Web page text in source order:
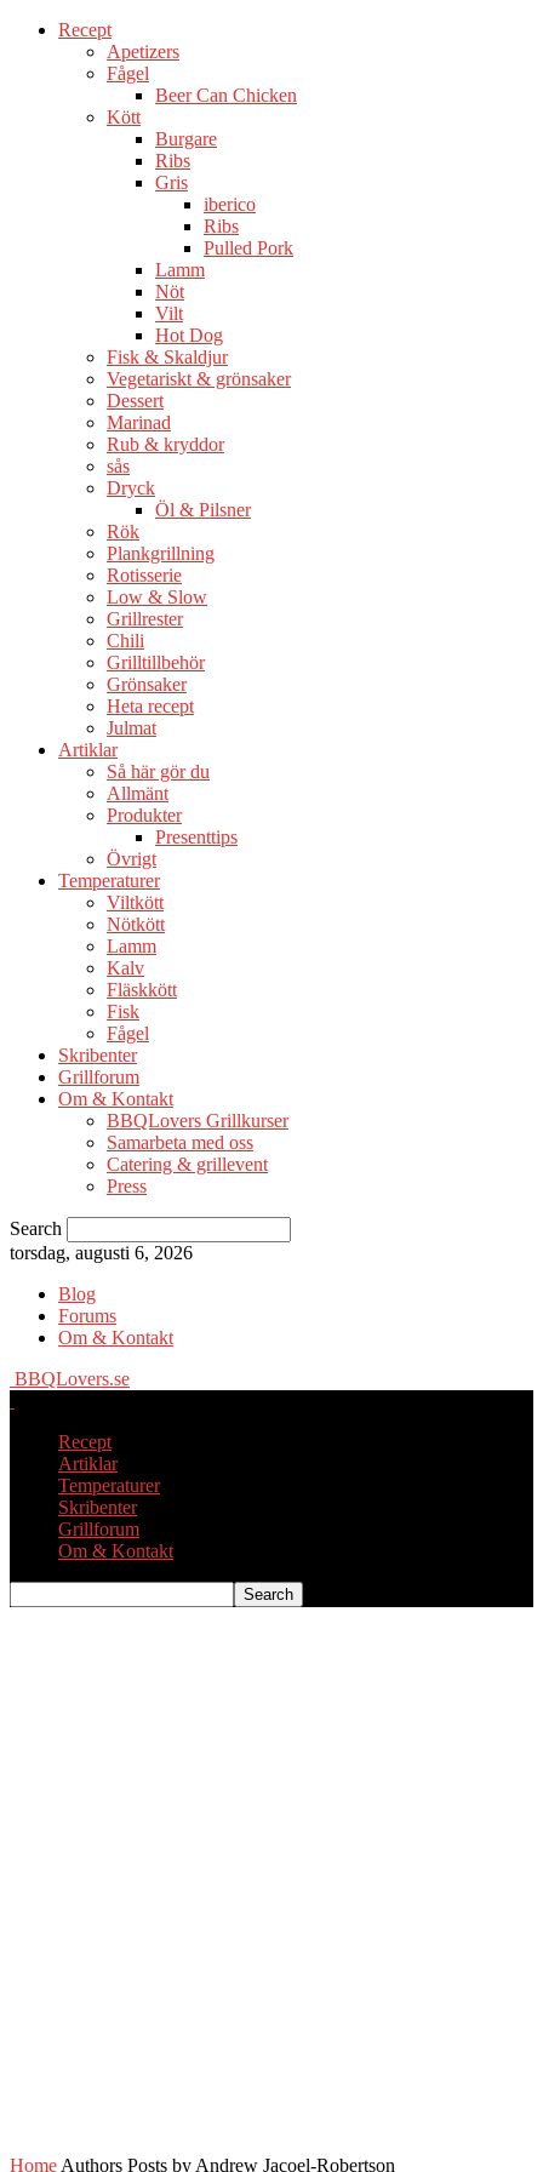
Recept
Apetizers
Fågel
Beer Can Chicken
Kött
Burgare
Ribs
Gris
iberico
Ribs
Pulled Pork
Lamm
Nöt
Vilt
Hot Dog
Fisk & Skaldjur
Vegetariskt & grönsaker
Dessert
Marinad
Rub & kryddor
sås
Dryck
Öl & Pilsner
Rök
Plankgrillning
Rotisserie
Low & Slow
Grillrester
Chili
Grilltillbehör
Grönsaker
Heta recept
Julmat
Artiklar
Så här gör du
Allmänt
Produkter
Presenttips
Övrigt
Temperaturer
Viltkött
Nötkött
Lamm
Kalv
Fläskkött
Fisk
Fågel
Skribenter
Grillforum
Om & Kontakt
BBQLovers Grillkurser
Samarbeta med oss
Catering & grillevent
Press
Search
torsdag, augusti 6, 2026
Blog
Forums
Om & Kontakt
BBQLovers.se
Recept
Artiklar
Temperaturer
Skribenter
Grillforum
Om & Kontakt
Home Authors Posts by Andrew Jacoel-Robertson